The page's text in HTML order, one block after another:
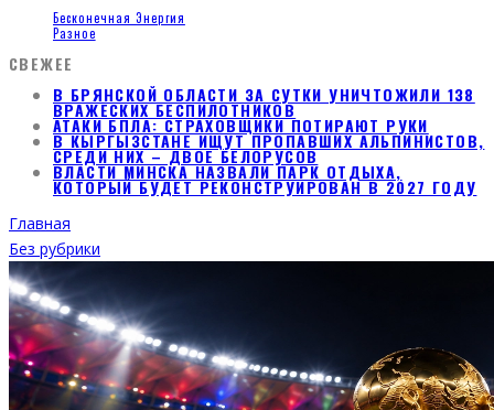
Бесконечная Энергия
Разное
СВЕЖЕЕ
В БРЯНСКОЙ ОБЛАСТИ ЗА СУТКИ УНИЧТОЖИЛИ 138
ВРАЖЕСКИХ БЕСПИЛОТНИКОВ
АТАКИ БПЛА: СТРАХОВЩИКИ ПОТИРАЮТ РУКИ
В КЫРГЫЗСТАНЕ ИЩУТ ПРОПАВШИХ АЛЬПИНИСТОВ,
СРЕДИ НИХ – ДВОЕ БЕЛОРУСОВ
ВЛАСТИ МИНСКА НАЗВАЛИ ПАРК ОТДЫХА,
КОТОРЫЙ БУДЕТ РЕКОНСТРУИРОВАН В 2027 ГОДУ
Главная
Без рубрики